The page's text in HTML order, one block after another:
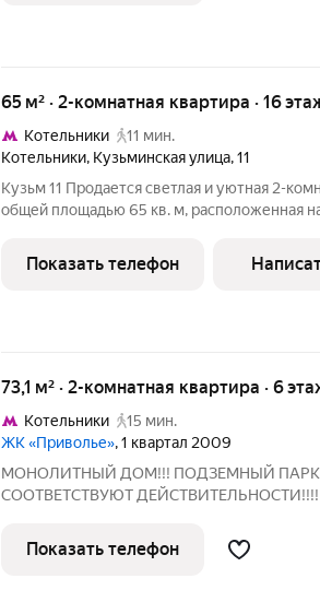
65 м² · 2-комнатная квартира · 16
Котельники
11 мин.
Котельники, Кузьминская улица,11
Кузьм 11 Продается светлая и уютная 2-
общей площадью 65 кв. м, расположенная
пешей доступности от метро Котельники всего 10-12 минут
пешком.
Показать телефон
73,1 м² · 2-комнатная квартира · 6
Котельники
15 мин.
ЖК «Приволье», 1 квартал 2009
МОНОЛИТНЫЙ ДОМ!!! ПОДЗЕМНЫЙ
СООТВЕТСТВУЮТ ДЕЙСТВИТЕЛЬНОСТИ!!!!
монолитном доме жилого комплекса
бизнес-класса создан для тех, кто ценит
Показать телефон